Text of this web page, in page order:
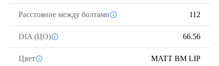
Расстояние между болтами 112
DIA (ЦО) 66.56
Цвет MATT BM LIP